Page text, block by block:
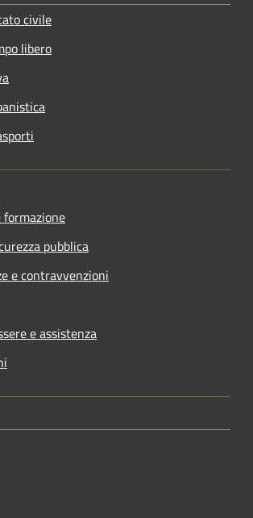
civile
libero
formazione
pubblica
e contravvenzioni
e assistenza